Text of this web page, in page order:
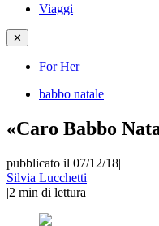
Viaggi
✕
For Her
babbo natale
«Caro Babbo
pubblicato il 07/12/18|
Silvia Lucchetti
|2 min di lettura